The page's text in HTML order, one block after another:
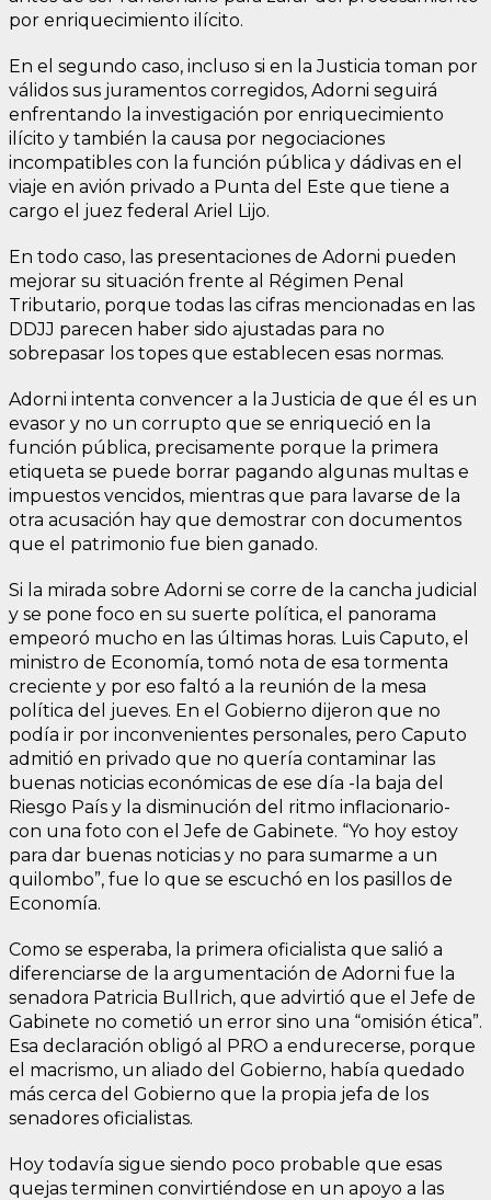
por enriquecimiento ilícito.
En el segundo caso, incluso si en la Justicia toman por
válidos sus juramentos corregidos, Adorni seguirá
enfrentando la investigación por enriquecimiento
ilícito y también la causa por negociaciones
incompatibles con la función pública y dádivas en el
viaje en avión privado a Punta del Este que tiene a
cargo el juez federal Ariel Lijo.
En todo caso, las presentaciones de Adorni pueden
mejorar su situación frente al Régimen Penal
Tributario, porque todas las cifras mencionadas en las
DDJJ parecen haber sido ajustadas para no
sobrepasar los topes que establecen esas normas.
Adorni intenta convencer a la Justicia de que él es un
evasor y no un corrupto que se enriqueció en la
función pública, precisamente porque la primera
etiqueta se puede borrar pagando algunas multas e
impuestos vencidos, mientras que para lavarse de la
otra acusación hay que demostrar con documentos
que el patrimonio fue bien ganado.
Si la mirada sobre Adorni se corre de la cancha judicial
y se pone foco en su suerte política, el panorama
empeoró mucho en las últimas horas. Luis Caputo, el
ministro de Economía, tomó nota de esa tormenta
creciente y por eso faltó a la reunión de la mesa
política del jueves. En el Gobierno dijeron que no
podía ir por inconvenientes personales, pero Caputo
admitió en privado que no quería contaminar las
buenas noticias económicas de ese día -la baja del
Riesgo País y la disminución del ritmo inflacionario-
con una foto con el Jefe de Gabinete. “Yo hoy estoy
para dar buenas noticias y no para sumarme a un
quilombo”, fue lo que se escuchó en los pasillos de
Economía.
Como se esperaba, la primera oficialista que salió a
diferenciarse de la argumentación de Adorni fue la
senadora Patricia Bullrich, que advirtió que el Jefe de
Gabinete no cometió un error sino una “omisión ética”.
Esa declaración obligó al PRO a endurecerse, porque
el macrismo, un aliado del Gobierno, había quedado
más cerca del Gobierno que la propia jefa de los
senadores oficialistas.
Hoy todavía sigue siendo poco probable que esas
quejas terminen convirtiéndose en un apoyo a las